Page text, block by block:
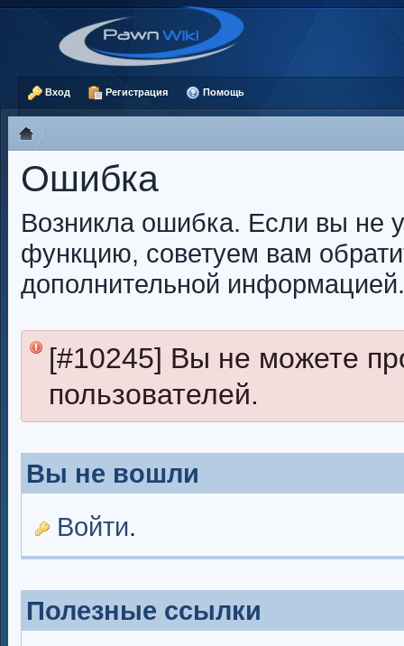
Вход Регистрация Помощь
Ошибка
Возникла ошибка. Если вы не
функцию, советуем вам
дополнительной информацией.
[#10245] Вы не можете
пользователей.
Вы не вошли
Войти.
Полезные ссылки